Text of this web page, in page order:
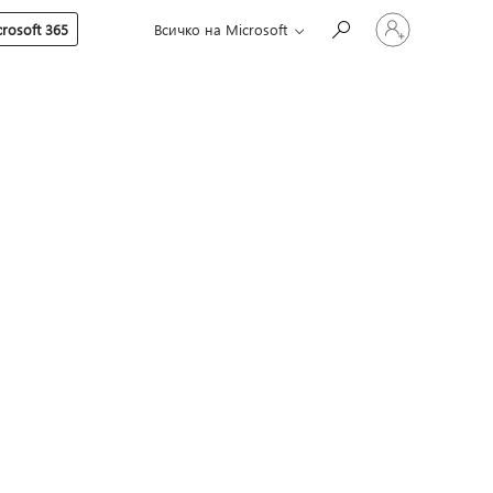
365 Всичко на Microsoft
Влезте
във
вашия